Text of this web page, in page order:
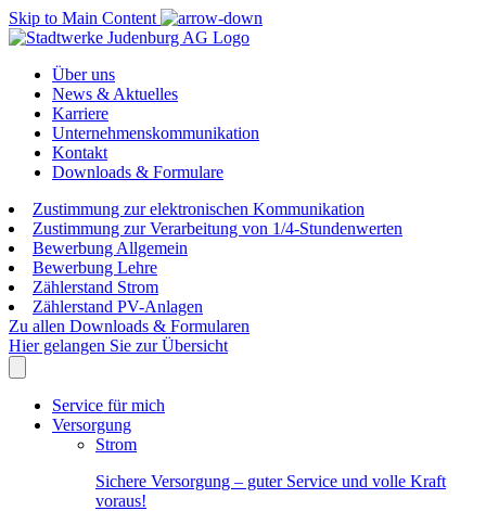
Skip to Main Content
Über uns
News & Aktuelles
Karriere
Unternehmenskommunikation
Kontakt
Downloads & Formulare
Zustimmung zur elektronischen Kommunikation
Zustimmung zur Verarbeitung von 1/4-Stundenwerten
Bewerbung Allgemein
Bewerbung Lehre
Zählerstand Strom
Zählerstand PV-Anlagen
Zu allen Downloads & Formularen
Hier gelangen Sie zur Übersicht
Service für mich
Versorgung
Strom
Sichere Versorgung – guter Service und volle Kraft
voraus!